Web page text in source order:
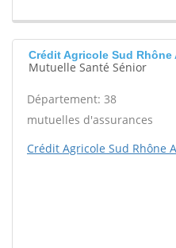
Crédit Agricole Sud Rhône
Mutuelle Santé Sénior
Département: 38
mutuelles d'assurances
Crédit Agricole Sud Rhône